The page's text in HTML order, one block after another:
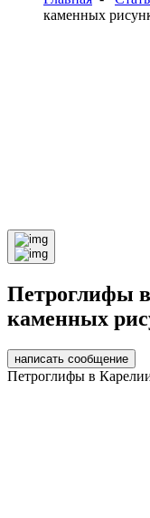
каменных
Петроглифы
каменных
написать сообщение
Петроглифы в